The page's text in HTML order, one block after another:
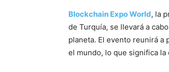
Blockchain Expo World, la
de Turquía, se llevará a
planeta. El evento reunirá
el mundo, lo que significa